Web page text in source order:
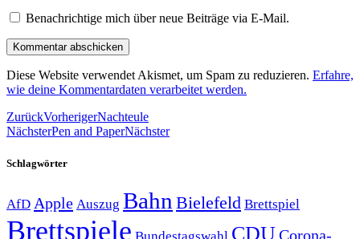
Benachrichtige mich über neue Beiträge via E-Mail.
Diese Website verwendet Akismet, um Spam zu reduzieren. Erfahre,
wie deine Kommentardaten verarbeitet werden.
ZurückVorherigerNachteule
NächsterPen and PaperNächster
Schlagwörter
AfD Apple Auszug Bahn Bielefeld Brettspiel
Brettspiele CDUCorona-